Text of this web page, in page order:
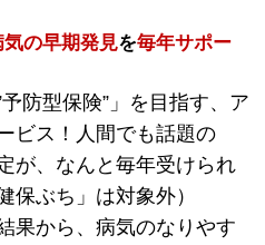
気の早期発見を毎年サポー
予防型保険”」を目指す、ア
ビス！人間でも話題の
が、なんと毎年受けられ
保ぶち」は対象外）
果から、病気のなりやす